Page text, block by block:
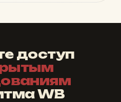
доступ
WB